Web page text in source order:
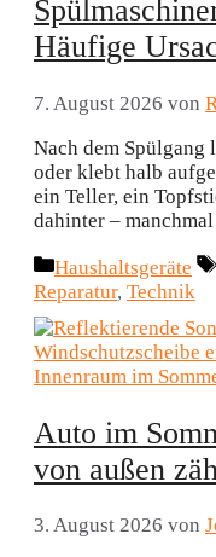
Häufige
7. August 2026 von
Nach dem Spülgang
oder klebt halb
ein Teller, ein
dahinter –
Kategorien
Haushaltsgeräte
Reparatur, Technik
Auto im
von außen
3. August 2026 von